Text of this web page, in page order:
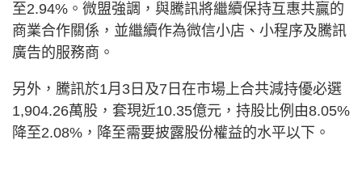
至2.94%。微盟強調，與騰訊將繼續保持互惠共贏的
商業合作關係，並繼續作為微信小店、小程序及騰訊
廣告的服務商。
另外，騰訊於1月3日及7日在市場上合共減持優必選
1,904.26萬股，套現近10.35億元，持股比例由8.05%
降至2.08%，降至需要披露股份權益的水平以下。